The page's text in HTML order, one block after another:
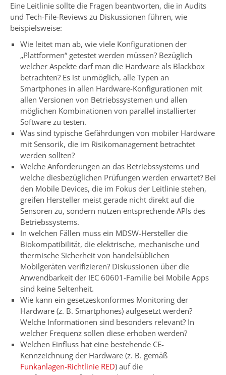
Eine Leitlinie sollte die Fragen beantworten, die in Audits
und Tech-File-Reviews zu Diskussionen führen, wie
beispielsweise:
Wie leitet man ab, wie viele Konfigurationen der
„Plattformen“ getestet werden müssen? Bezüglich
welcher Aspekte darf man die Hardware als Blackbox
betrachten? Es ist unmöglich, alle Typen an
Smartphones in allen Hardware-Konfigurationen mit
allen Versionen von Betriebssystemen und allen
möglichen Kombinationen von parallel installierter
Software zu testen.
Was sind typische Gefährdungen von mobiler Hardware
mit Sensorik, die im Risikomanagement betrachtet
werden sollten?
Welche Anforderungen an das Betriebssystems und
welche diesbezüglichen Prüfungen werden erwartet? Bei
den Mobile Devices, die im Fokus der Leitlinie stehen,
greifen Hersteller meist gerade nicht direkt auf die
Sensoren zu, sondern nutzen entsprechende APIs des
Betriebssystems.
In welchen Fällen muss ein MDSW-Hersteller die
Biokompatibilität, die elektrische, mechanische und
thermische Sicherheit von handelsüblichen
Mobilgeräten verifizieren? Diskussionen über die
Anwendbarkeit der IEC 60601-Familie bei Mobile Apps
sind keine Seltenheit.
Wie kann ein gesetzeskonformes Monitoring der
Hardware (z. B. Smartphones) aufgesetzt werden?
Welche Informationen sind besonders relevant? In
welcher Frequenz sollen diese erhoben werden?
Welchen Einfluss hat eine bestehende CE-
Kennzeichnung der Hardware (z. B. gemäß
Funkanlagen-Richtlinie RED) auf die